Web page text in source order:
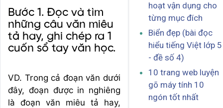
Bước 1. Đọc và tìm
những câu văn miêu
tả hay, ghi chép ra 1
cuốn sổ tay văn học.
VD. Trong cả đoạn văn dưới
đây, đoạn được in nghiêng
là đoạn văn miêu tả hay,
hoạt vận dụng cho
từng mục đích
Biển đẹp (bài đọc
hiểu tiếng Việt lớp 5
- đề số 4)
10 trang web luyện
gõ máy tính 10
ngón tốt nhất